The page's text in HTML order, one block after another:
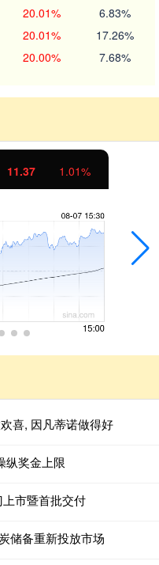
20.01% 6.83%
20.01% 17.26%
20.00% 7.68%
11.37 1.01%
喜, 因凡蒂诺做得好
纵奖金上限
市暨首批交付
储备重新投放市场